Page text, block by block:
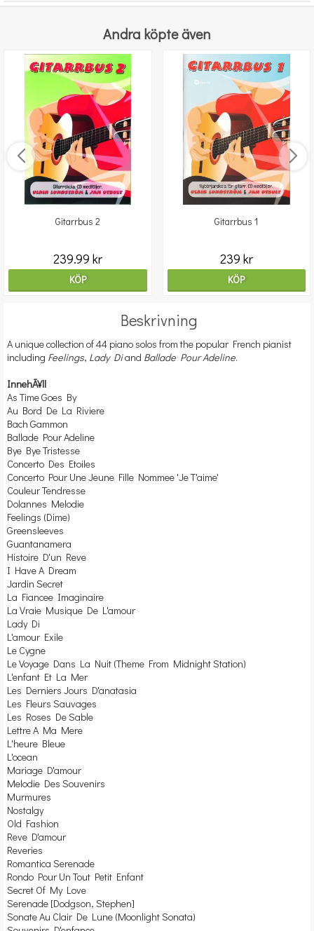
Andra köpte även
Gitarrbus 2
239.99 kr
KÖP
Gitarrbus 1
239 kr
KÖP
Beskrivning
A unique collection of 44 piano solos from the popular French pianist
including Feelings, Lady Diand Ballade Pour Adeline.
InnehÃ¥ll
As Time Goes By
Au Bord De La Riviere
Bach Gammon
Ballade Pour Adeline
Bye Bye Tristesse
Concerto Des Etoiles
Concerto Pour Une Jeune Fille Nommee 'Je T'aime'
Couleur Tendresse
Dolannes Melodie
Feelings (Dime)
Greensleeves
Guantanamera
Histoire D'un Reve
I Have A Dream
Jardin Secret
La Fiancee Imaginaire
La Vraie Musique De L'amour
Lady Di
L'amour Exile
Le Cygne
Le Voyage Dans La Nuit (Theme From Midnight Station)
L'enfant Et La Mer
Les Derniers Jours D'anatasia
Les Fleurs Sauvages
Les Roses De Sable
Lettre A Ma Mere
L'heure Bleue
L'ocean
Mariage D'amour
Melodie Des Souvenirs
Murmures
Nostalgy
Old Fashion
Reve D'amour
Reveries
Romantica Serenade
Rondo Pour Un Tout Petit Enfant
Secret Of My Love
Serenade [Dodgson, Stephen]
Sonate Au Clair De Lune (Moonlight Sonata)